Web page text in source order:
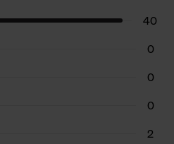
40
0
0
0
2